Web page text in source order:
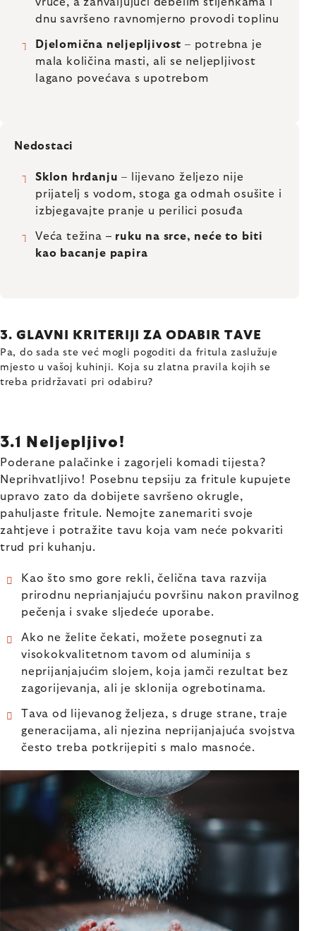
vruće, a zahvaljujući debelim stijenkama i
dnu savršeno ravnomjerno provodi toplinu
Djelomična neljepljivost – potrebna je
mala količina masti, ali se neljepljivost
lagano povećava s upotrebom
Nedostaci
Sklon hrđanju– lijevano željezo nije
prijatelj s vodom, stoga ga odmah osušite i
izbjegavajte pranje u perilici posuđa
Veća težina – ruku na srce, neće to biti
kao bacanje papira
3. GLAVNI KRITERIJI ZA ODABIR TAVE
Pa, do sada ste već mogli pogoditi da fritula zaslužuje
mjesto u vašoj kuhinji. Koja su zlatna pravila kojih se
treba pridržavati pri odabiru?
3.1 Neljepljivo!
Poderane palačinke i zagorjeli komadi tijesta?
Neprihvatljivo! Posebnu tepsiju za fritule kupujete
upravo zato da dobijete savršeno okrugle,
pahuljaste fritule. Nemojte zanemariti svoje
zahtjeve i potražite tavu koja vam neće pokvariti
trud pri kuhanju.
Kao što smo gore rekli, čelična tava razvija
prirodnu neprianjajuću površinu nakon pravilnog
pečenja i svake sljedeće uporabe.
Ako ne želite čekati, možete posegnuti za
visokokvalitetnom tavom od aluminija s
neprijanjajućim slojem, koja jamči rezultat bez
zagorijevanja, ali je sklonija ogrebotinama.
Tava od lijevanog željeza, s druge strane, traje
generacijama, ali njezina neprijanjajuća svojstva
često treba potkrijepiti s malo masnoće.